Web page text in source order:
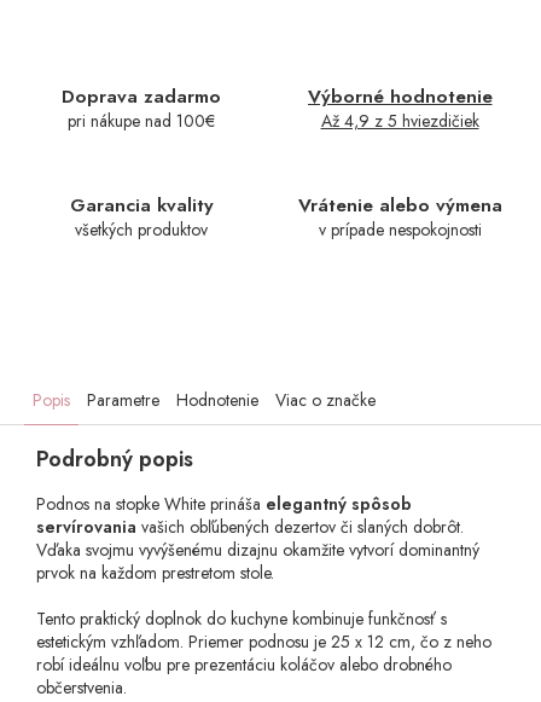
Doprava zadarmo
pri nákupe nad 100€
Výborné hodnotenie
Až 4,9 z 5 hviezdičiek
Garancia kvality
všetkých produktov
Vrátenie alebo výmena
v prípade nespokojnosti
Popis Parametre Hodnotenie Viac o značke
Podrobný popis
Podnos na stopke White prináša elegantný spôsob
servírovania vašich obľúbených dezertov či slaných dobrôt.
Vďaka svojmu vyvýšenému dizajnu okamžite vytvorí dominantný
prvok na každom prestretom stole.
Tento praktický doplnok do kuchyne kombinuje funkčnosť s
estetickým vzhľadom. Priemer podnosu je 25 x 12 cm, čo z neho
robí ideálnu voľbu pre prezentáciu koláčov alebo drobného
občerstvenia.